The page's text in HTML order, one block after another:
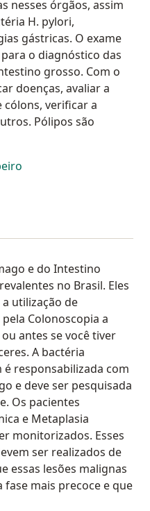
nesses órgãos, assim
H. pylori,
gástricas. O exame
o diagnóstico das
grosso. Com o
doenças, avaliar a
verificar a
Pólipos são
e do Intestino
no Brasil. Eles
utilização de
Colonoscopia a
antes se você tiver
A bactéria
responsabilizada com
e deve ser pesquisada
Os pacientes
e Metaplasia
monitorizados. Esses
ser realizados de
essas lesões malignas
mais precoce e que